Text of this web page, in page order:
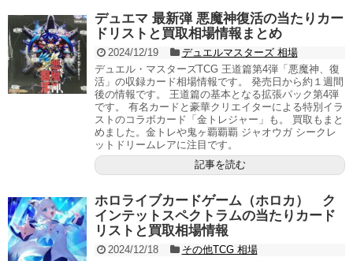
デュエマ 最新弾 悪魔神復活の当たりカー
ドリストと買取相場情報まとめ
2024/12/19
デュエルマスターズ 相場
デュエル・マスターズTCG 王道篇第4弾「悪魔神、復
活」の収録カード相場情報です。 発売日から約１週間
後の情報です。 王道篇の基本となる拡張パック第4弾
です。 有名カードと豪華クリエイターによる特別イラ
ストのコラボカード「金トレジャー」も。 買取もまと
めました。金トレや鬼ヶ覇覇覇 ジャオウガ シークレ
ットドリームレアに注目です。
記事を読む
ホロライブカードゲーム（ホロカ） ク
インテットスペクトラムの当たりカード
リストと買取相場情報
2024/12/18
その他TCG 相場